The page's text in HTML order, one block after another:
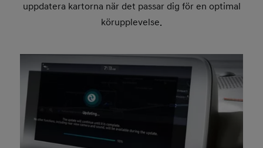
uppdatera kartorna när det passar dig för en optimal
körupplevelse.